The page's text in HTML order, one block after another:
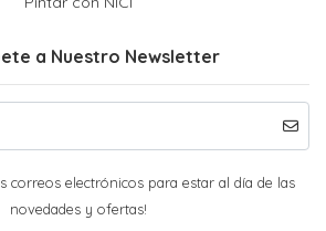
a Nuestro Newsletter
correos electrónicos para estar al día de las
novedades y ofertas!